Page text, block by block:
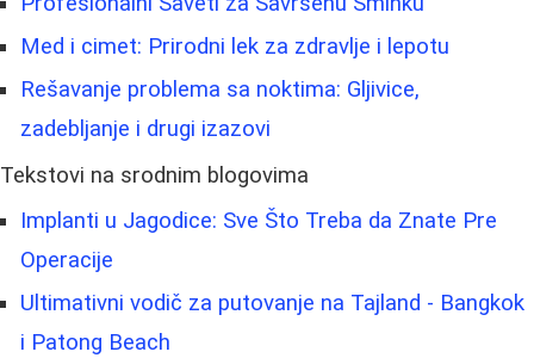
Med i cimet: Prirodni lek za zdravlje i lepotu
Rešavanje problema sa noktima: Gljivice,
zadebljanje i drugi izazovi
Tekstovi na srodnim blogovima
Implanti u Jagodice: Sve Što Treba da Znate Pre
Operacije
Ultimativni vodič za putovanje na Tajland - Bangkok
i Patong Beach